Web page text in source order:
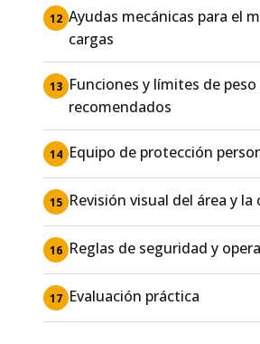
12 Ayudas mecánicas para el
cargas
13 Funciones y límites de peso
recomendados
14 Equipo de protección
15 Revisión visual del área y la
16 Reglas de seguridad y
17 Evaluación práctica